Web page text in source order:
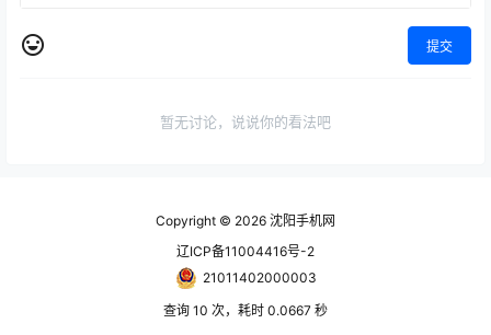
提交
暂无讨论，说说你的看法吧
Copyright © 2026 沈阳手机网
辽ICP备11004416号-2
21011402000003
查询 10 次，耗时 0.0667 秒